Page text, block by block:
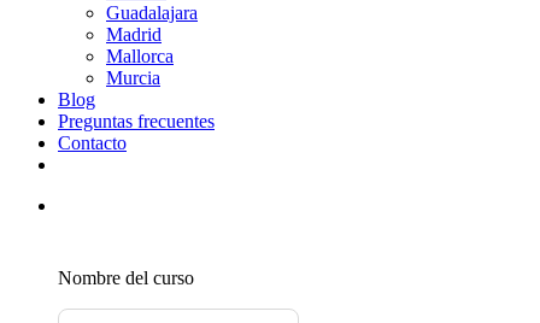
Guadalajara
Madrid
Mallorca
Murcia
Blog
Preguntas frecuentes
Contacto
Nombre del curso